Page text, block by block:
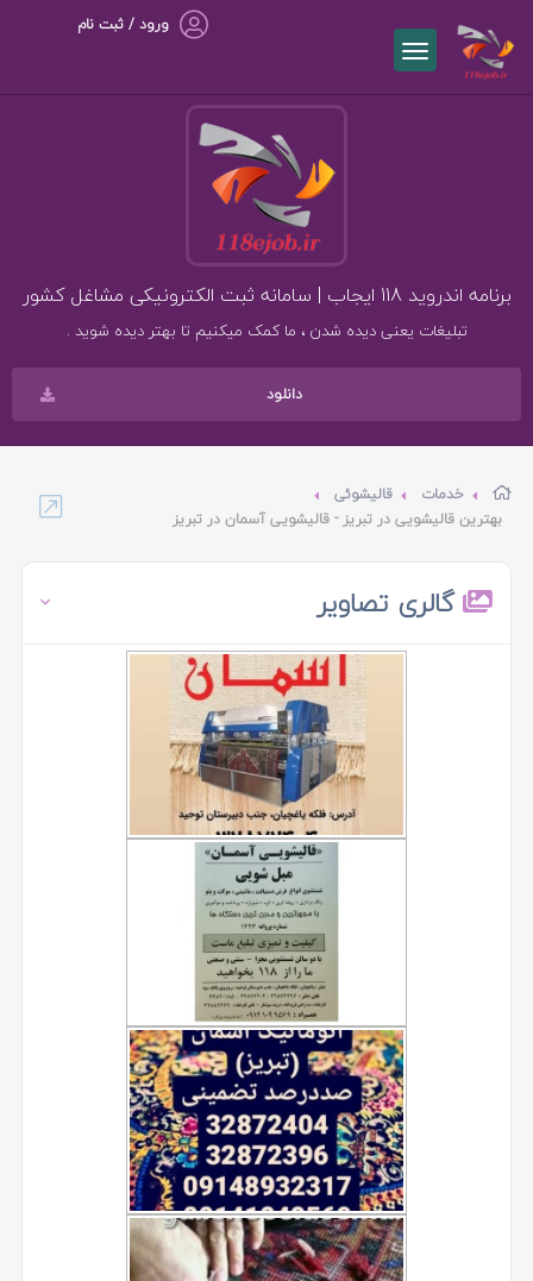
ورود / ثبت نام
برنامه اندروید 118 ایجاب | سامانه ثبت الکترونیکی مشاغل کشور
تبلیغات یعنی دیده شدن ، ما کمک میکنیم تا بهتر دیده شوید .
دانلود
خدمات
قالیشوئی
بهترین قالیشویی در تبریز - قالیشویی آسمان در تبریز
گالری تصاویر